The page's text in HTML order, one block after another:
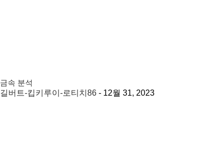
금속 분석
길버트-킵키루이-로티치86 - 12월 31, 2023